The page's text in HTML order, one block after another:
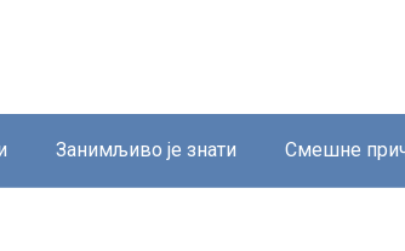
Занимљиво је знати Смешне